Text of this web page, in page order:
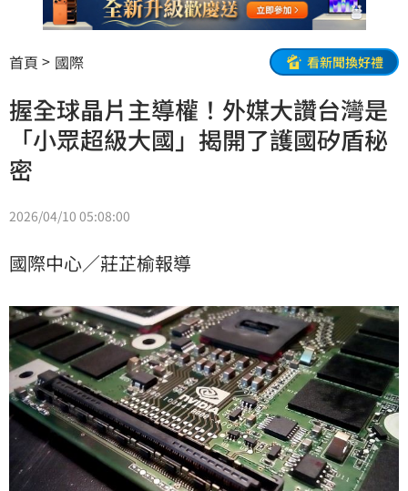
首頁 國際 看新聞換好禮
握全球晶片主導權！外媒大讚台灣是
「小眾超級大國」揭開了護國矽盾秘
密
2026/04/10 05:08:00
國際中心／莊芷榆報導